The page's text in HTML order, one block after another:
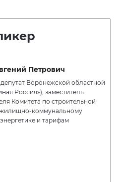
Петрович
Воронежской областной
Россия»), заместитель
Комитета по строительной
жилищно-коммунальному
и тарифам